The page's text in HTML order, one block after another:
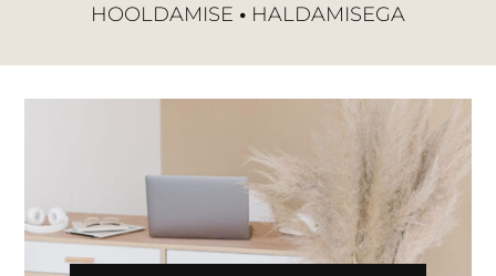
HOOLDAMISE • HALDAMISEGA